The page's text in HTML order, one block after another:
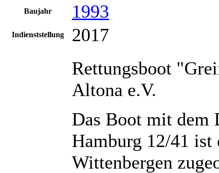
Baujahr 1993
Indienststellung
2017
Rettungsboot
Altona e.V.
Das Boot mit dem
Hamburg 12/41 ist
Wittenbergen